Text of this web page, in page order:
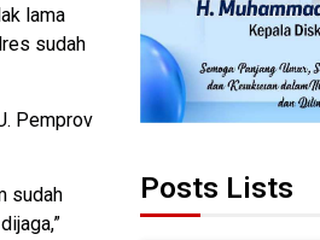
lama
sudah
Pemprov
sudah
Posts Lists